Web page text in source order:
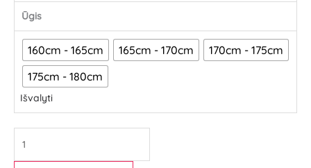
Ūgis
160cm - 165cm 165cm - 170cm
170cm - 175cm
175cm - 180cm
Išvalyti